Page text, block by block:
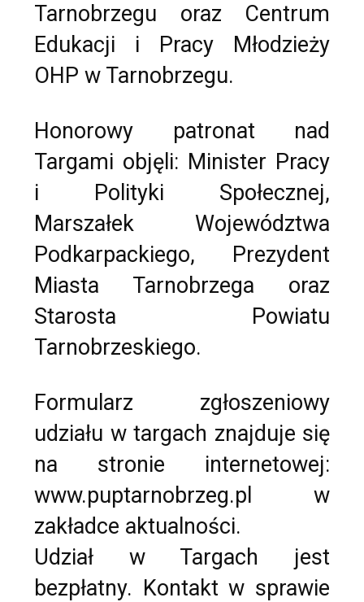
Tarnobrzegu oraz Centrum
Edukacji i Pracy Młodzieży
OHP w Tarnobrzegu.
Honorowy patronat nad
Targami objęli: Minister Pracy
i Polityki Społecznej,
Marszałek Województwa
Podkarpackiego, Prezydent
Miasta Tarnobrzega oraz
Starosta Powiatu
Tarnobrzeskiego.
Formularz zgłoszeniowy
udziału w targach znajduje się
na stronie internetowej:
www.puptarnobrzeg.pl w
zakładce aktualności.
Udział w Targach jest
bezpłatny. Kontakt w sprawie